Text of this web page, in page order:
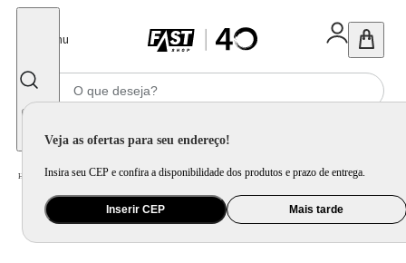
Menu
Veja as ofertas para seu endereço!
Insira seu CEP e confira a disponibilidade dos produtos e prazo de entrega.
Inserir CEP Mais tarde
Home Saúde e Beleza / Cuidado Pessoal / Chapinha e Prancha